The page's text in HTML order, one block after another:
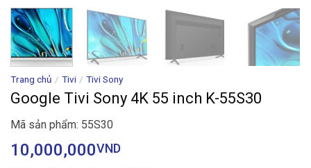
Trang chủ / Tivi / Tivi Sony
Google Tivi Sony 4K 55 inch K-55S30
Mã sản phẩm: 55S30
10,000,000VND